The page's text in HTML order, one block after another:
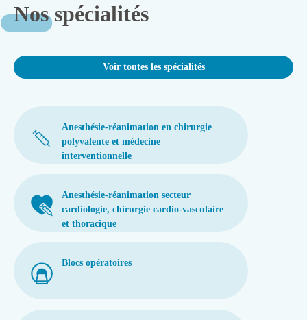
Nos spécialités
Voir toutes les spécialités
Anesthésie-réanimation en chirurgie
polyvalente et médecine
interventionnelle
Anesthésie-réanimation secteur
cardiologie, chirurgie cardio-vasculaire
et thoracique
Blocs opératoires